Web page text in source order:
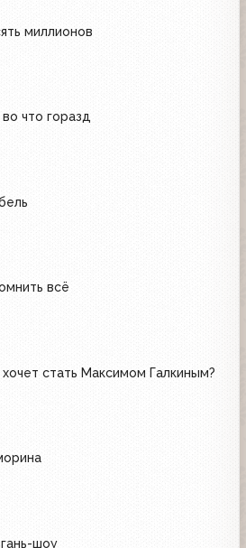
миллионов
во что горазд
всё
хочет стать Максимом Галкиным?
шоу